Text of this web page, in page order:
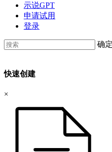
示说GPT
申请试用
登录
确定
快速创建
×